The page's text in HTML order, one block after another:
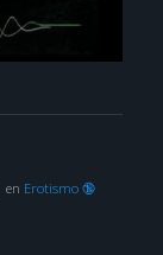
en Erotismo 🔞